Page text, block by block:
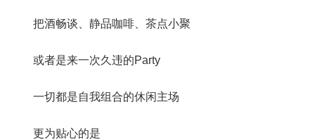
把酒畅谈、静品咖啡、茶点小聚
或者是来一次久违的Party
一切都是自我组合的休闲主场
更为贴心的是